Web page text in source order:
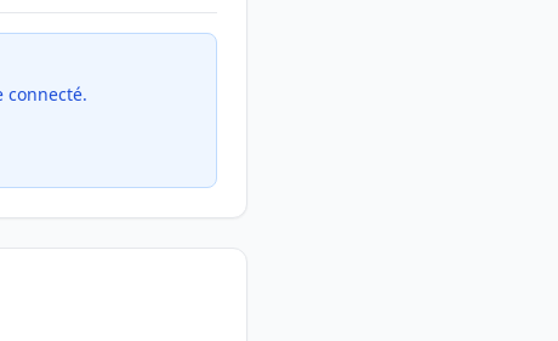
connecté.